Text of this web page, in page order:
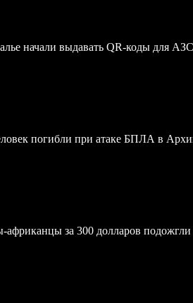
начали выдавать QR-коды для
погибли при атаке БПЛА в
африканцы за 300 долларов